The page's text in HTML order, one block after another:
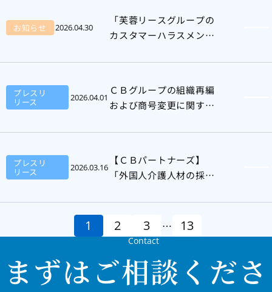
お知らせ 2026.04.30
「芙蓉リースグループの
カスタマーハラスメント
せ
プレスリ
リース 2026.04.01
ＣＢグループの組織再編
および商号変更に関する
プレスリ
リース 2026.03.16
【ＣＢパートナーズ】
「外国人介護人材の採
たウェビナーのお知らせ
1 2 3 … 13
Contact
まずはご相談くださ